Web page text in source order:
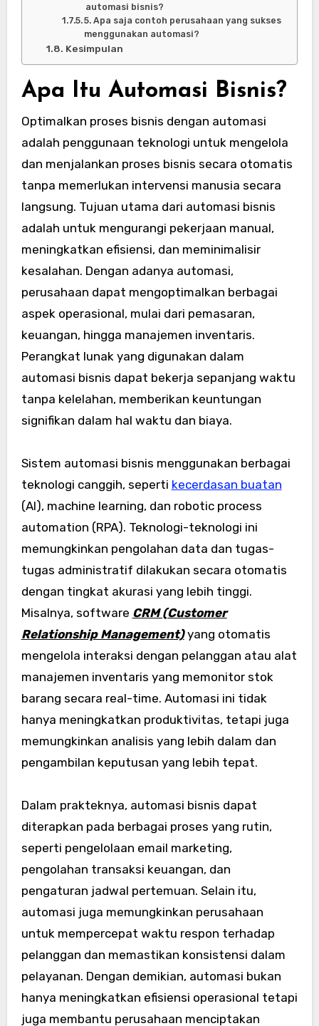
automasi bisnis?
5. Apa saja contoh perusahaan yang sukses
menggunakan automasi?
Kesimpulan
Apa Itu Automasi Bisnis?
Optimalkan proses bisnis dengan automasi
adalah penggunaan teknologi untuk mengelola
dan menjalankan proses bisnis secara otomatis
tanpa memerlukan intervensi manusia secara
langsung. Tujuan utama dari automasi bisnis
adalah untuk mengurangi pekerjaan manual,
meningkatkan efisiensi, dan meminimalisir
kesalahan. Dengan adanya automasi,
perusahaan dapat mengoptimalkan berbagai
aspek operasional, mulai dari pemasaran,
keuangan, hingga manajemen inventaris.
Perangkat lunak yang digunakan dalam
automasi bisnis dapat bekerja sepanjang waktu
tanpa kelelahan, memberikan keuntungan
signifikan dalam hal waktu dan biaya.
Sistem automasi bisnis menggunakan berbagai
teknologi canggih, seperti kecerdasan buatan
(AI), machine learning, dan robotic process
automation (RPA). Teknologi-teknologi ini
memungkinkan pengolahan data dan tugas-
tugas administratif dilakukan secara otomatis
dengan tingkat akurasi yang lebih tinggi.
Misalnya, software CRM (Customer
Relationship Management)yang otomatis
mengelola interaksi dengan pelanggan atau alat
manajemen inventaris yang memonitor stok
barang secara real-time. Automasi ini tidak
hanya meningkatkan produktivitas, tetapi juga
memungkinkan analisis yang lebih dalam dan
pengambilan keputusan yang lebih tepat.
Dalam prakteknya, automasi bisnis dapat
diterapkan pada berbagai proses yang rutin,
seperti pengelolaan email marketing,
pengolahan transaksi keuangan, dan
pengaturan jadwal pertemuan. Selain itu,
automasi juga memungkinkan perusahaan
untuk mempercepat waktu respon terhadap
pelanggan dan memastikan konsistensi dalam
pelayanan. Dengan demikian, automasi bukan
hanya meningkatkan efisiensi operasional tetapi
juga membantu perusahaan menciptakan